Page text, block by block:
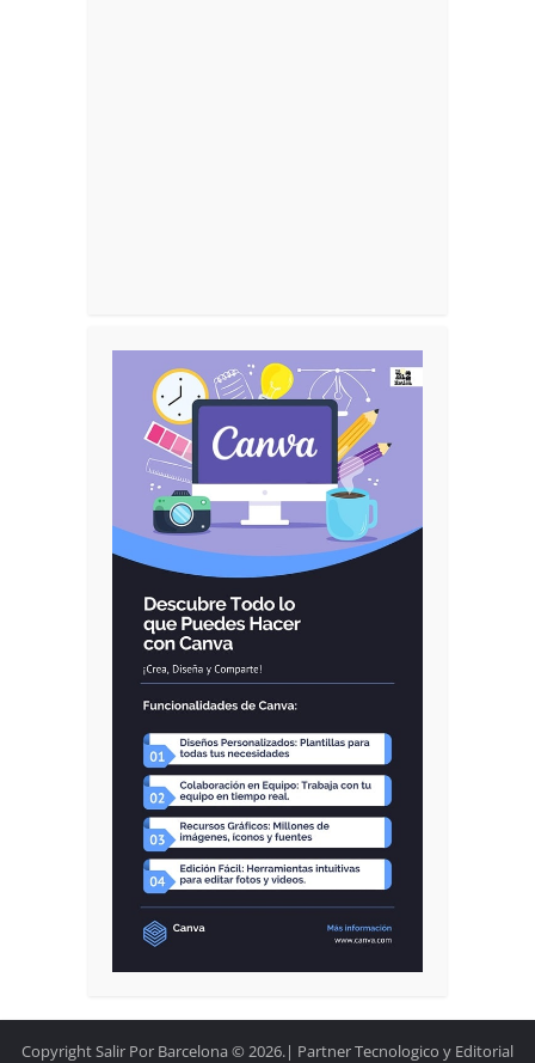
Copyright Salir Por Barcelona © 2026.| Partner Tecnologico y Editorial